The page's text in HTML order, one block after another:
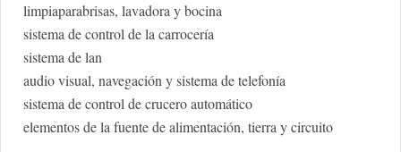
limpiaparabrisas, lavadora y bocina
sistema de control de la carrocería
sistema de lan
audio visual, navegación y sistema de telefonía
sistema de control de crucero automático
elementos de la fuente de alimentación, tierra y circuito